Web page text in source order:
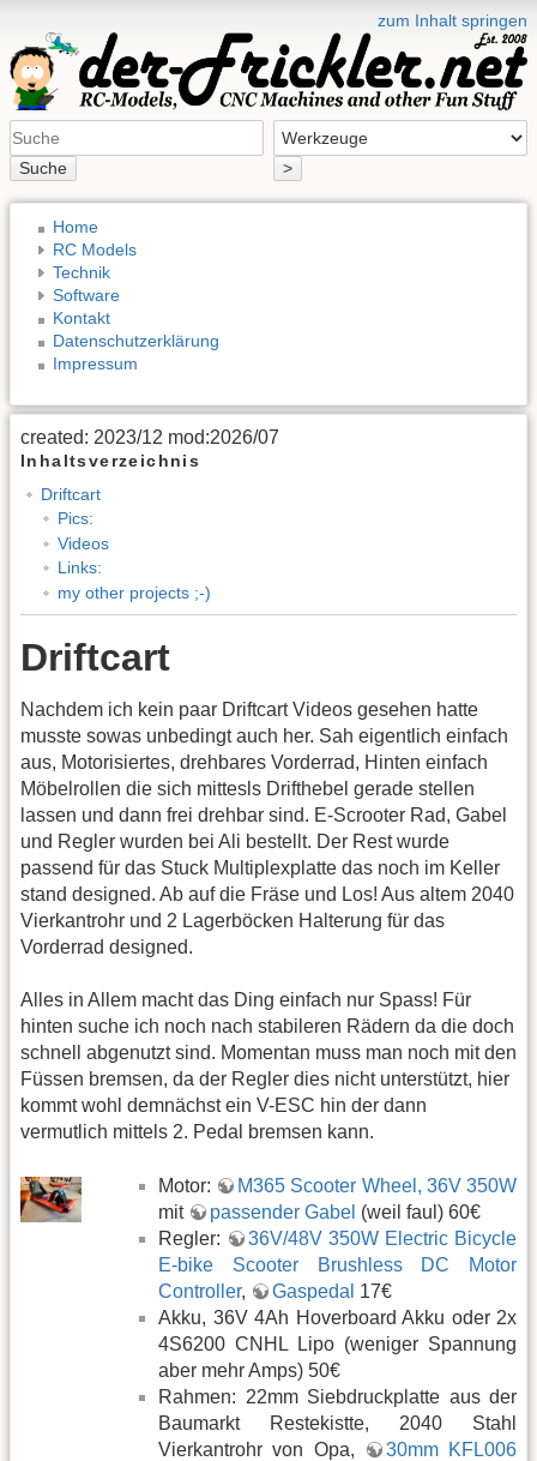
zum Inhalt springen
Suche >
Home
RC Models
Technik
Software
Kontakt
Datenschutzerklärung
Impressum
created: 2023/12 mod:2026/07
Inhaltsverzeichnis
Driftcart
Pics:
Videos
Links:
my other projects ;-)
Driftcart
Nachdem ich kein paar Driftcart Videos gesehen hatte
musste sowas unbedingt auch her. Sah eigentlich einfach
aus, Motorisiertes, drehbares Vorderrad, Hinten einfach
Möbelrollen die sich mittesls Drifthebel gerade stellen
lassen und dann frei drehbar sind. E-Scrooter Rad, Gabel
und Regler wurden bei Ali bestellt. Der Rest wurde
passend für das Stuck Multiplexplatte das noch im Keller
stand designed. Ab auf die Fräse und Los! Aus altem 2040
Vierkantrohr und 2 Lagerböcken Halterung für das
Vorderrad designed.
Alles in Allem macht das Ding einfach nur Spass! Für
hinten suche ich noch nach stabileren Rädern da die doch
schnell abgenutzt sind. Momentan muss man noch mit den
Füssen bremsen, da der Regler dies nicht unterstützt, hier
kommt wohl demnächst ein V-ESC hin der dann
vermutlich mittels 2. Pedal bremsen kann.
Motor:
M365 Scooter Wheel, 36V 350W
mit
passender Gabel (weil faul) 60€
Regler:
36V/48V 350W Electric Bicycle
E-bike Scooter Brushless DC Motor
Controller, Gaspedal 17€
Akku, 36V 4Ah Hoverboard Akku oder 2x
4S6200 CNHL Lipo (weniger Spannung
aber mehr Amps) 50€
Rahmen: 22mm Siebdruckplatte aus der
Baumarkt Restekistte, 2040 Stahl
Vierkantrohr von Opa,
30mm KFL006